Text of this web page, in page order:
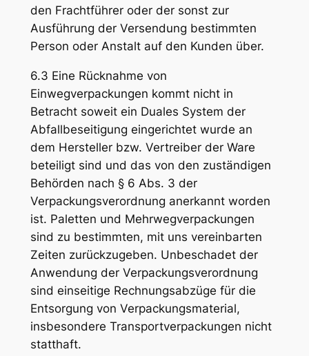
den Frachtführer oder der sonst zur
Ausführung der Versendung bestimmten
Person oder Anstalt auf den Kunden über.
6.3 Eine Rücknahme von
Einwegverpackungen kommt nicht in
Betracht soweit ein Duales System der
Abfallbeseitigung eingerichtet wurde an
dem Hersteller bzw. Vertreiber der Ware
beteiligt sind und das von den zuständigen
Behörden nach § 6 Abs. 3 der
Verpackungsverordnung anerkannt worden
ist. Paletten und Mehrwegverpackungen
sind zu bestimmten, mit uns vereinbarten
Zeiten zurückzugeben. Unbeschadet der
Anwendung der Verpackungsverordnung
sind einseitige Rechnungsabzüge für die
Entsorgung von Verpackungsmaterial,
insbesondere Transportverpackungen nicht
statthaft.